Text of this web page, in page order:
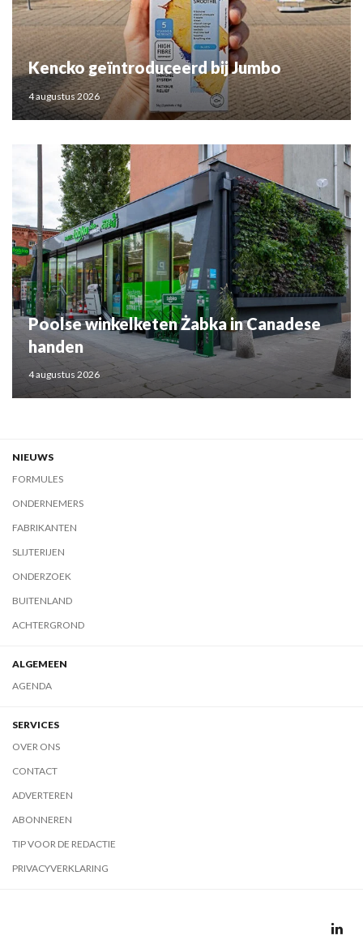
Kencko geïntroduceerd bij Jumbo
4 augustus 2026
Poolse winkelketen Żabka in Canadese
handen
4 augustus 2026
NIEUWS
FORMULES
ONDERNEMERS
FABRIKANTEN
SLIJTERIJEN
ONDERZOEK
BUITENLAND
ACHTERGROND
ALGEMEEN
AGENDA
SERVICES
OVER ONS
CONTACT
ADVERTEREN
ABONNEREN
TIP VOOR DE REDACTIE
PRIVACYVERKLARING